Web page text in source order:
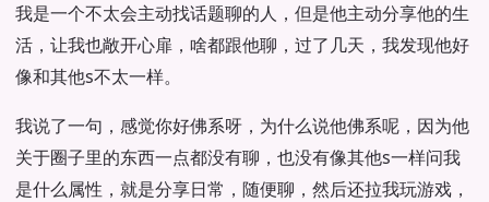
我是一个不太会主动找话题聊的人，但是他主动分享他的生
活，让我也敞开心扉，啥都跟他聊，过了几天，我发现他好
像和其他s不太一样。
我说了一句，感觉你好佛系呀，为什么说他佛系呢，因为他
关于圈子里的东西一点都没有聊，也没有像其他s一样问我
是什么属性，就是分享日常，随便聊，然后还拉我玩游戏，